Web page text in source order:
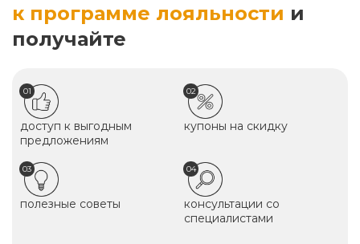
к программе лояльности и
получайте
01
доступ к выгодным
предложениям
02
купоны на скидку
03
полезные советы
04
консультации со
специалистами